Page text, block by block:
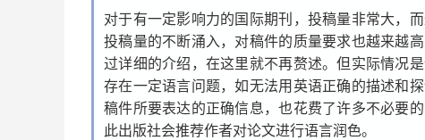
对于有一定影响力的国际期刊，投稿量非常大，
投稿量的不断涌入，对稿件的质量要求也越来越
过详细的介绍，在这里就不再赘述。但实际情况
存在一定语言问题，如无法用英语正确的描述和
稿件所要表达的正确信息，也花费了许多不必要
此出版社会推荐作者对论文进行语言润色。